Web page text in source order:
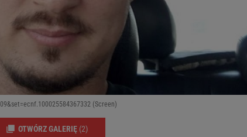
(Screen)
OTWÓRZ GALERIĘ (2)